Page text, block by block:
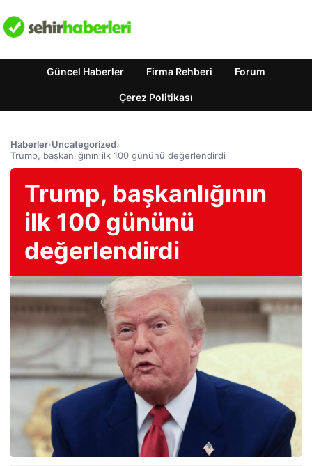
Güncel Haberler Firma Rehberi Forum
Çerez Politikası
Haberler›Uncategorized›
Trump, başkanlığının ilk 100 gününü değerlendirdi
Trump, başkanlığının
ilk 100 gününü
değerlendirdi